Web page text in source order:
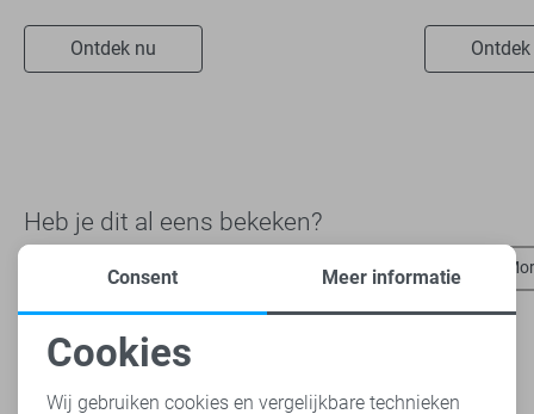
Ontdek nu
Heb je dit al eens bekeken?
Antony Morato t-shirts Antony Morato polo`s Antony
Noodzakelijke cookies
Consent Meer informatie
Cookies
Wij gebruiken cookies en vergelijkbare technieken